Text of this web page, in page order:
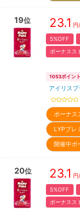
19位 23.1 円
5%OFF
ボーナスス
1053ポイント
アイリス
ボーナ
LYPプ
開催中
20位 23.1 円
5%OFF
ボーナスス